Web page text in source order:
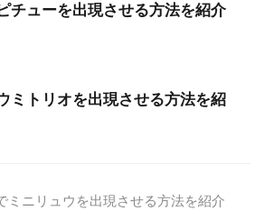
チューを出現させる方法を紹介
ミトリオを出現させる方法を紹
ミニリュウを出現させる方法を紹介